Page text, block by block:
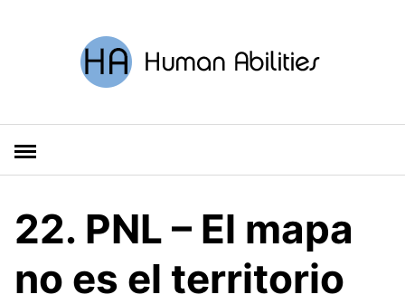
22. PNL – El mapa
no es el territorio